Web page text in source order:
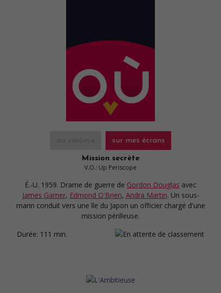
sur mes écrans
Mission secrète
V.O.: Up Periscope
É.-U. 1959. Drame de guerre de Gordon Douglas avec
James Garner, Edmond O'Brien, Andra Martin. Un sous-
marin conduit vers une île du Japon un officier chargé d'une
mission périlleuse.
Durée: 111 min.